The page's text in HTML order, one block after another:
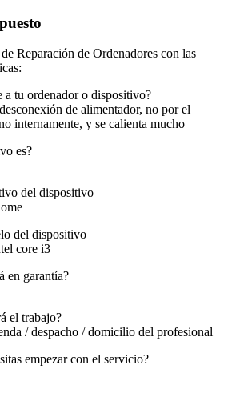
Reparación de Ordenadores con las
a tu ordenador o dispositivo?
de alimentador, no por el
internamente, y se calienta mucho
es?
del dispositivo
del dispositivo
core i3
en garantía?
el trabajo?
/ despacho / domicilio del profesional
empezar con el servicio?